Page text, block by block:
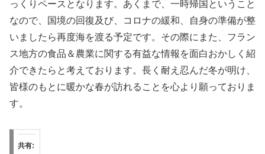
っくりペースとなります。あくまで、一時帰国ということ
なので、国境の回復及び、コロナの緩和、自身の準備が整
いましたら再度海を渡る予定です。その際にまた、フラン
ス地方の食品＆農業に関する有益な情報を面白おかしく紹
介できたらと考えております。長く耐え忍んだ冬が明け、
皆様のもとに暖かな春が訪れることを心より願っておりま
す。
共有: